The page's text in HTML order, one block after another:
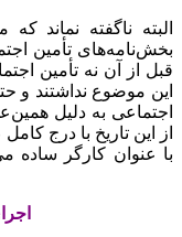
البته ناگفته نماند
قبل از آن نه تأمین
این موضوع نداشتند و
اجتماعی به دلیل
از این تاریخ با درج